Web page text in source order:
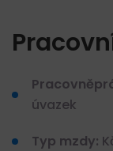
úvazek
Typ mzdy: